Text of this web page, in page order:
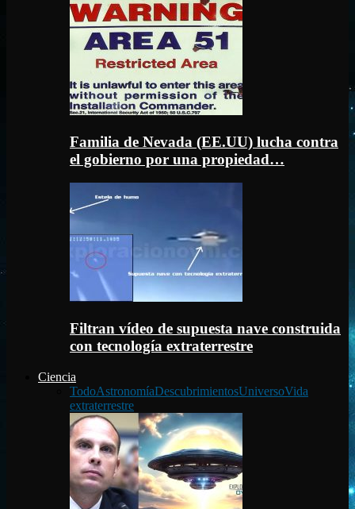
Familia de Nevada (EE.UU) lucha contra
el gobierno por una propiedad…
Filtran vídeo de supuesta nave construida
con tecnología extraterrestre
Ciencia
TodoAstronomíaDescubrimientosUniversoVida
extraterrestre